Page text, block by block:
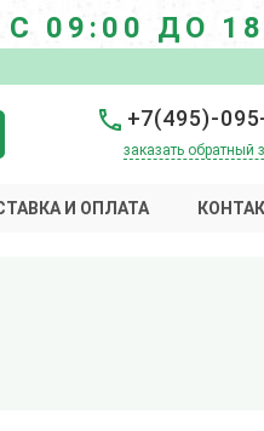
09:00 ДО
+7(495)-
заказать обратный
И ОПЛАТА